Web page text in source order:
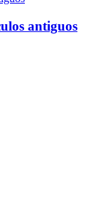
antiguos